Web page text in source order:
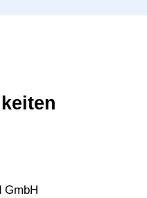
GmbH